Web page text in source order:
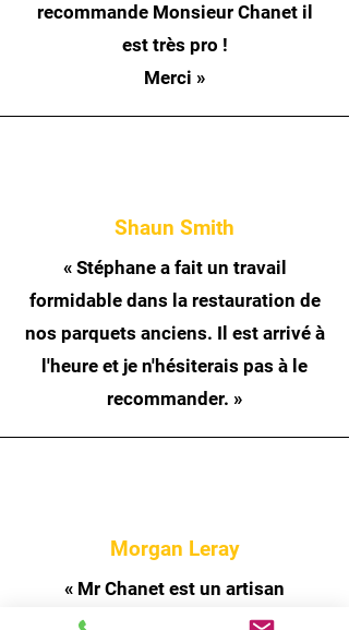
recommande Monsieur Chanet il
est très pro !
Merci »
Shaun Smith
« Stéphane a fait un travail
formidable dans la restauration de
nos parquets anciens. Il est arrivé à
l'heure et je n'hésiterais pas à le
recommander. »
Morgan Leray
« Mr Chanet est un artisan
exceptionnel, très bon travail